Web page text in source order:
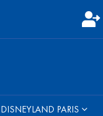
DISNEYLAND PARIS